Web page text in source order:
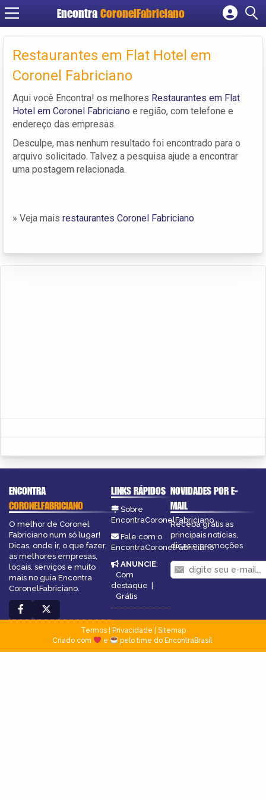
Encontra CoronelFabriciano
Cadastrar empresa
Criar conta
Restaurantes em Flat Hotel em
Coronel Fabriciano
Aqui você Encontra! os melhores Restaurantes em Flat
Hotel em Coronel Fabriciano e região, com telefone e
endereço das empresas.
Desculpe, mas nenhum resultado foi encontrado para o
arquivo solicitado. Talvez a pesquisa ajude a encontrar
uma postagem relacionada.
» Veja mais restaurantes Coronel Fabriciano
ENCONTRA
CORONELFABRICIANO
O melhor de Coronel
Fabriciano num só lugar!
Dicas, onde ir, o que fazer,
as melhores empresas,
locais, serviços e muito
mais no guia Encontra
CoronelFabriciano.
LINKS RÁPIDOS
Sobre
EncontraCoronelFabriciano
Fale com o
EncontraCoronelFabriciano
ANUNCIE:
Com
destaque |
Grátis
NOVIDADES POR E-
MAIL
Receba grátis as
principais notícias,
dicas e promoções
Termos| Privacidade
Sitemap
Criado com
e pelo time do EncontraBrasil